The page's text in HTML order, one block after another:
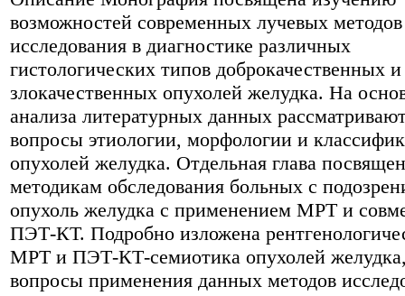
возможностей современных лучевых методов
исследования в диагностике различных
гистологических типов доброкачественных и
злокачественных опухолей желудка. На
анализа литературных данных
вопросы этиологии, морфологии и
опухолей желудка. Отдельная глава
методикам обследования больных с
опухоль желудка с применением МРТ и
ПЭТ-КТ. Подробно изложена
МРТ и ПЭТ-КТ-семиотика опухолей
вопросы применения данных методов